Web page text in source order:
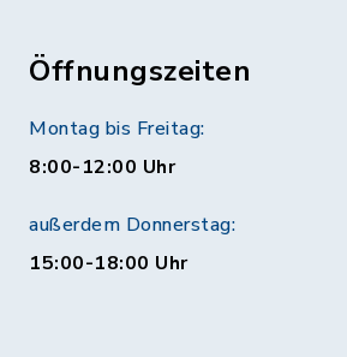
Öffnungszeiten
Montag bis Freitag:
8:00-12:00 Uhr
außerdem Donnerstag:
15:00-18:00 Uhr